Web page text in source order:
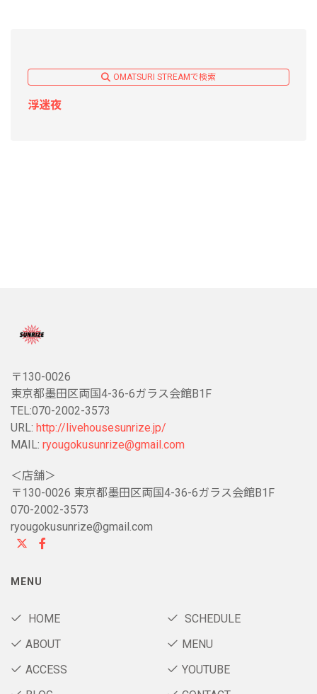
OMATSURI STREAMで検索
浮迷夜
〒130-0026
東京都墨田区両国4-36-6ガラス会館B1F
TEL:070-2002-3573
URL: http://livehousesunrize.jp/
MAIL: ryougokusunrize@gmail.com
＜店舗＞
〒130-0026 東京都墨田区両国4-36-6ガラス会館B1F
070-2002-3573
ryougokusunrize@gmail.com
MENU
HOME
SCHEDULE
ABOUT
MENU
ACCESS
YOUTUBE